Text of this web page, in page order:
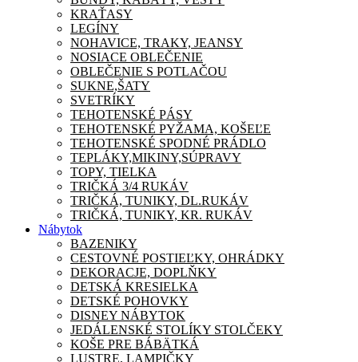
KRAŤASY
LEGÍNY
NOHAVICE, TRAKY, JEANSY
NOSIACE OBLEČENIE
OBLEČENIE S POTLAČOU
SUKNE,ŠATY
SVETRÍKY
TEHOTENSKÉ PÁSY
TEHOTENSKÉ PYŽAMA, KOŠEĽE
TEHOTENSKÉ SPODNÉ PRÁDLO
TEPLÁKY,MIKINY,SÚPRAVY
TOPY, TIELKA
TRIČKÁ 3/4 RUKÁV
TRIČKÁ, TUNIKY, DL.RUKÁV
TRIČKÁ, TUNIKY, KR. RUKÁV
Nábytok
BAZENIKY
CESTOVNÉ POSTIEĽKY, OHRÁDKY
DEKORACJE, DOPLŇKY
DETSKÁ KRESIELKA
DETSKÉ POHOVKY
DISNEY NÁBYTOK
JEDÁLENSKÉ STOLÍKY STOLČEKY
KOŠE PRE BÁBÄTKÁ
LUSTRE, LAMPIČKY